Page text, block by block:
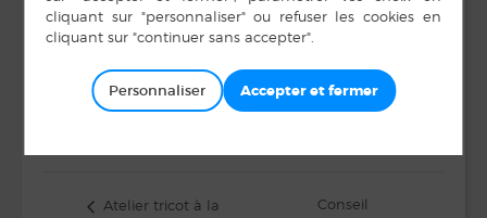
LIEU
Place de la fontaine
Place de la Fontaine
35680
Atelier tricot à la
Conseil
Personnaliser